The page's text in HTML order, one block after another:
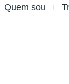
Quem sou